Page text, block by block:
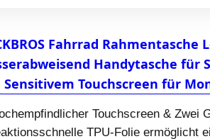
Fahrrad Rahmentasche
Handytasche für
Sensitivem Touchscreen für
Touchscreen & Zwei
TPU-Folie ermöglicht